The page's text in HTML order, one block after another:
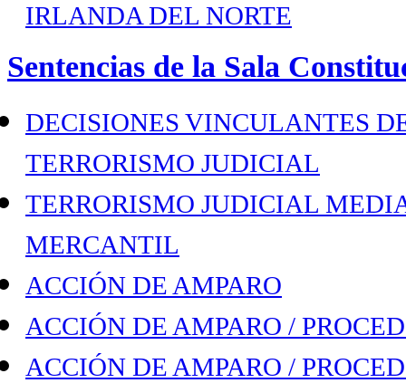
IRLANDA DEL NORTE
Sentencias de la Sala
DECISIONES VINCULANTES
TERRORISMO JUDICIAL
TERRORISMO JUDICIAL
MERCANTIL
ACCIÓN DE AMPARO
ACCIÓN DE AMPARO /
ACCIÓN DE AMPARO /